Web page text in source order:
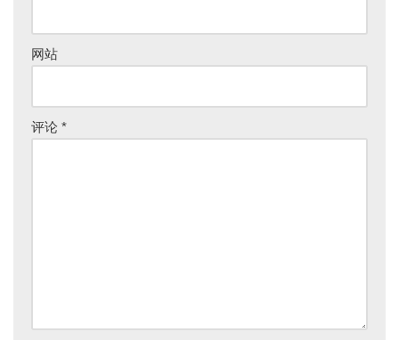
网站
评论 *